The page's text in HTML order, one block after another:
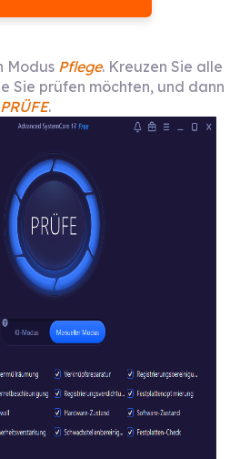
Modus Pflege. Kreuzen Sie alle
Sie prüfen möchten, und dann
PRÜFE.